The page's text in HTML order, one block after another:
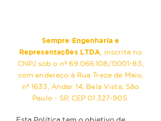
Sempre Engenharia e
Representações LTDA , inscrita no
CNPJ sob o nº69.066.108/0001-83,
com endereço à Rua Treze de Maio,
nº 1633, Andar 14, Bela Vista, São
Paulo - SP, CEP 01.327-905